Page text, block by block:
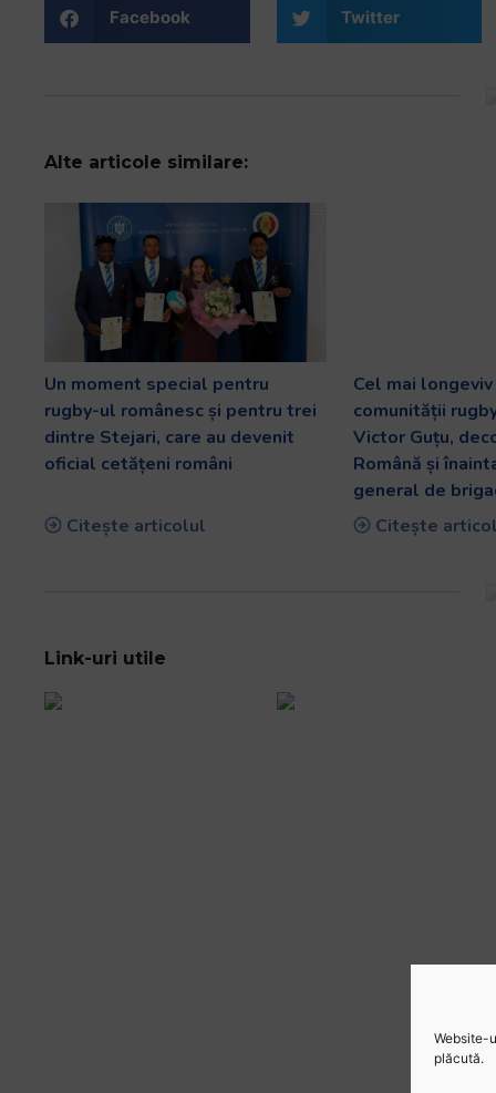
Website-
plăcută.
Facebook Twitter
Alte articole similare:
Un moment special pentru
rugby-ul românesc și pentru trei
dintre Stejari, care au devenit
oficial cetățeni români
Citește articolul
Cel mai
comunității
Victor Guțu,
Română și
general de
Citește
Link-uri utile